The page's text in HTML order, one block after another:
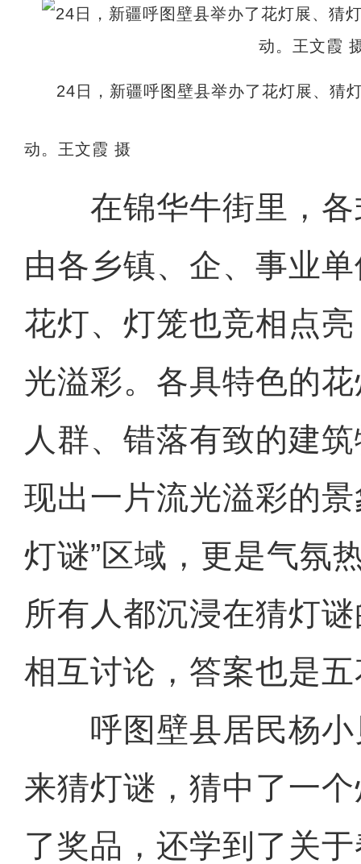
24日，新疆呼图壁县举办了花灯展、猜
动。王文霞 摄
在锦华牛街里，各
由各乡镇、企、事业
花灯、灯笼也竞相点
光溢彩。各具特色的
人群、错落有致的建
现出一片流光溢彩的
灯谜”区域，更是气氛
所有人都沉浸在猜灯
相互讨论，答案也是
呼图壁县居民杨小
来猜灯谜，猜中了一
了奖品，还学到了关